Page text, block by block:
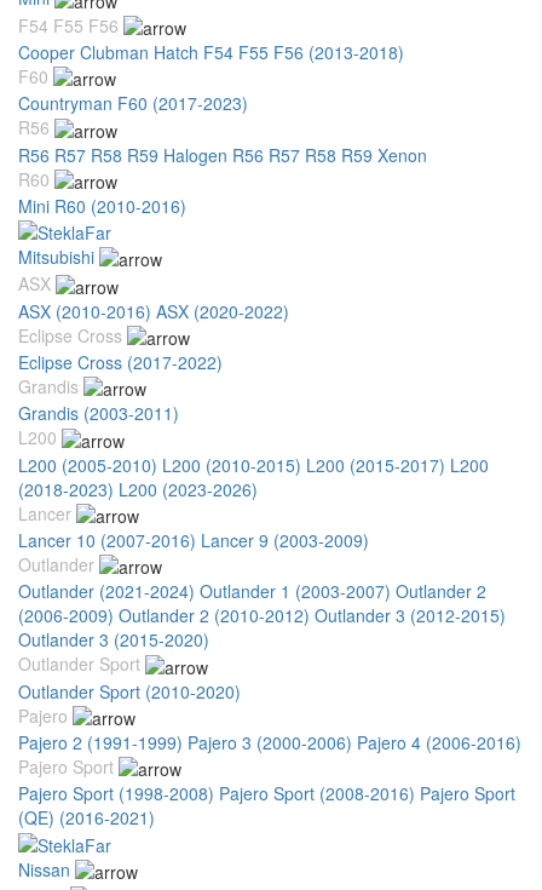
F54 F55 F56
Cooper Clubman Hatch F54 F55 F56 (2013-2018)
F60
Countryman F60 (2017-2023)
R56
R56 R57 R58 R59 Halogen R56 R57 R58 R59 Xenon
R60
Mini R60 (2010-2016)
Mitsubishi
ASX
ASX (2010-2016) ASX (2020-2022)
Eclipse Cross
Eclipse Cross (2017-2022)
Grandis
Grandis (2003-2011)
L200
L200 (2005-2010) L200 (2010-2015) L200 (2015-2017) L200
(2018-2023) L200 (2023-2026)
Lancer
Lancer 10 (2007-2016) Lancer 9 (2003-2009)
Outlander
Outlander (2021-2024) Outlander 1 (2003-2007) Outlander 2
(2006-2009) Outlander 2 (2010-2012) Outlander 3 (2012-2015)
Outlander 3 (2015-2020)
Outlander Sport
Outlander Sport (2010-2020)
Pajero
Pajero 2 (1991-1999) Pajero 3 (2000-2006) Pajero 4 (2006-2016)
Pajero Sport
Pajero Sport (1998-2008) Pajero Sport (2008-2016) Pajero Sport
(QE) (2016-2021)
Nissan